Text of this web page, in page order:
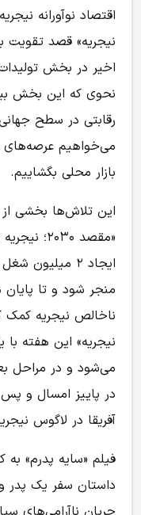
اقتصاد نوآورانه
نیجریه» قصد
اخیر در بخش
نحوی که این بخش
رقابتی در سطح
می‌خواهیم عرصه‌های
بازار محلی بگشاییم.
این تلاش‌ها بخشی از
«مقصد
ایجاد ۲
ناخالص نیجریه کمک
نیجریه» این هفته
می‌شود و در مراحل
در پاییز امسال و پس
آفریقا در لاگوس
فیلم «سایه پدرم» به
داستان سفر یک پدر